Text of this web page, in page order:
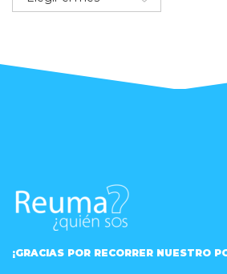
de
¡GRACIAS POR RECORRER NUESTRO